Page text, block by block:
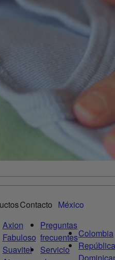
Axion
Fabuloso
Suavitel
Contacto
Preguntas
frecuentes
Servicio
México
Colombia
República